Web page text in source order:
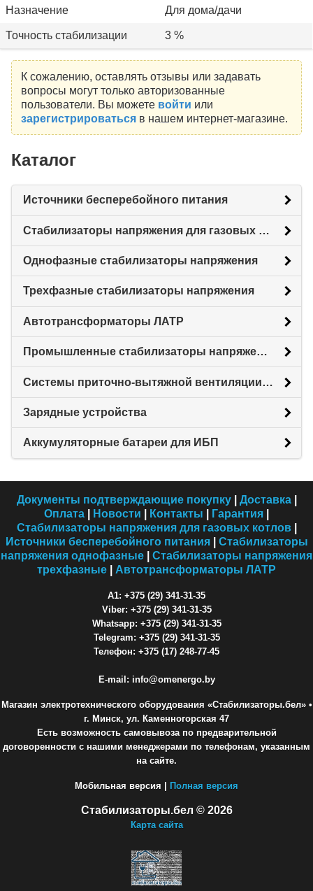
Назначение Для дома/дачи
Точность стабилизации 3 %
К сожалению, оставлять отзывы или задавать
вопросы могут только авторизованные
пользователи. Вы можете войти или
зарегистрироватьсяв нашем интернет-магазине.
Каталог
Источники бесперебойного питания
Стабилизаторы напряжения для газовых котлов
Однофазные стабилизаторы напряжения
Трехфазные стабилизаторы напряжения
Автотрансформаторы ЛАТР
Промышленные стабилизаторы напряжения
Системы приточно-вытяжной вентиляции с рекуперацией тепловой энергии (Рекуператоры)
Зарядные устройства
Аккумуляторные батареи для ИБП
Документы подтверждающие покупку| Доставка|
Оплата
Новости Контакты Гарантия
Стабилизаторы напряжения для газовых котлов|
Источники бесперебойного питания| Стабилизаторы
напряжения однофазные
Стабилизаторы напряжения
трехфазные
Автотрансформаторы ЛАТР
A1: +375 (29) 341-31-35
Viber: +375 (29) 341-31-35
Whatsapp: +375 (29) 341-31-35
Telegram: +375 (29) 341-31-35
Телефон: +375 (17) 248-77-45
E-mail: info@omenergo.by
Магазин электротехнического оборудования «Стабилизаторы.бел»•
г. Минск, ул. Каменногорская 47
Есть возможность самовывоза по предварительной
договоренности с нашими менеджерами по телефонам, указанным
на сайте.
Мобильная версия | Полная версия
Стабилизаторы.бел © 2026
Карта сайта